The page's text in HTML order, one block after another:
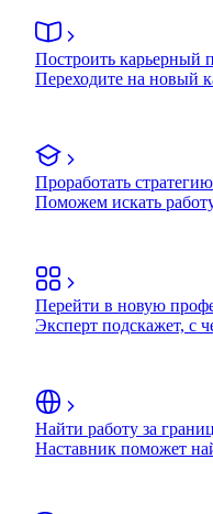
Построить карьерный
Переходите на новый
Проработать
Поможем искать
Перейти в новую
Эксперт подскажет, с
Найти работу за
Наставник поможет